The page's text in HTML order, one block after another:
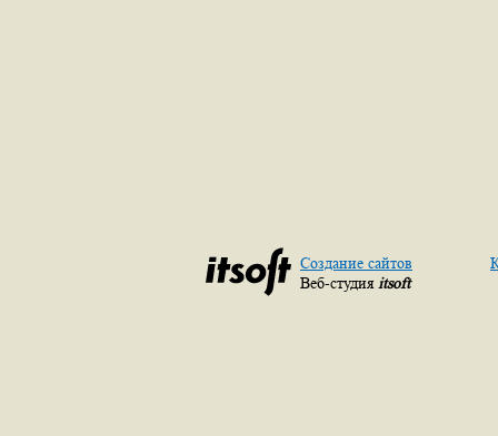
Создание сайтов
Веб-студия itsoft